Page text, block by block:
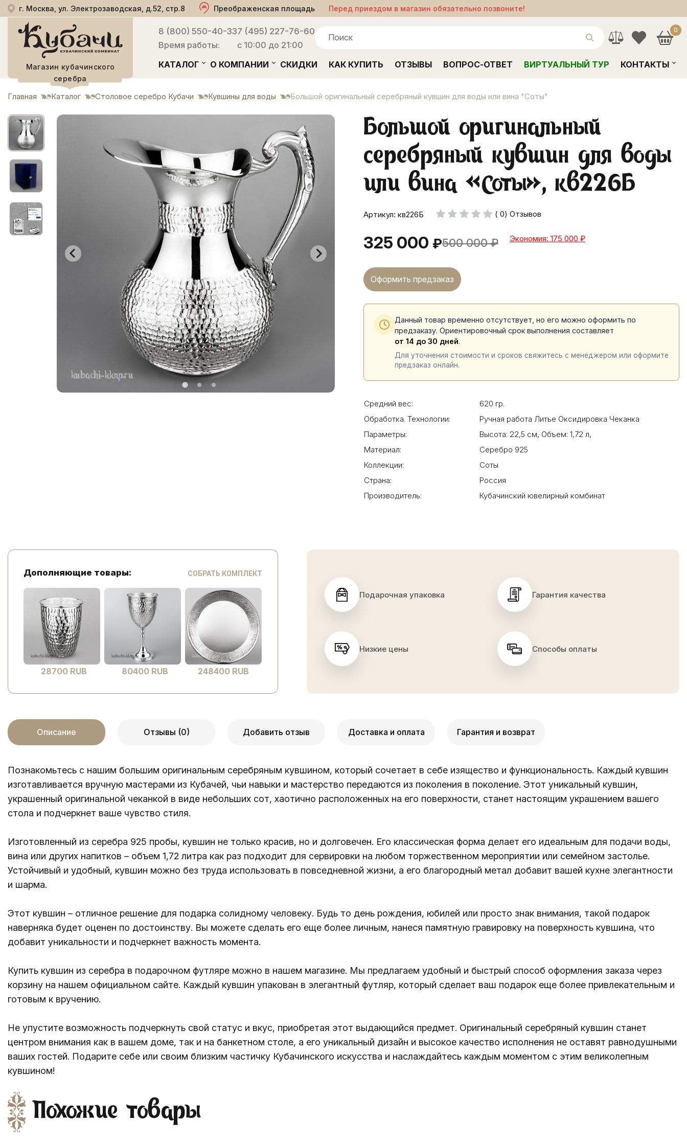
г. Москва, ул. Электрозаводская, д.52, стр.8 Преображенская площадь Перед приездом в магазин обязательно позвоните!
Магазин кубачинского
серебра
8 (800) 550-40-33
Время работы:
7 (495) 227-76-60
с 10:00 до 21:00
0
КАТАЛОГ О КОМПАНИИ СКИДКИ КАК КУПИТЬ ОТЗЫВЫ ВОПРОС-ОТВЕТ ВИРТУАЛЬНЫЙ ТУР КОНТАКТЫ
Главная Каталог Столовое серебро Кубачи Кувшины для воды Большой оригинальный серебряный кувшин для воды или вина "Соты"
Большой оригинальный
серебряный кувшин для воды
или вина «Соты», кв226Б
Артикул: кв226Б ( 0) Отзывов
325 000 ₽500 000 ₽ Экономия: 175 000 ₽
Оформить предзаказ
Данный товар временно отсутствует, но его можно оформить по
предзаказу. Ориентировочный срок выполнения составляет
от 14 до 30 дней.
Для уточнения стоимости и сроков свяжитесь с менеджером или оформите
предзаказ онлайн.
Средний вес:
620 гр.
Обработка. Технологии:
Ручная работа Литье Оксидировка Чеканка
Параметры:
Высота: 22,5 см, Объем: 1,72 л,
Материал:
Серебро 925
Коллекции:
Соты
Страна:
Россия
Производитель:
Кубачинский ювелирный комбинат
Дополняющие товары: СОБРАТЬ КОМПЛЕКТ
28700 RUB 80400 RUB 248400 RUB
Подарочная упаковка Гарантия качества
Низкие цены Способы оплаты
Описание Отзывы (0) Добавить отзыв Доставка и оплата Гарантия и возврат
Познакомьтесь с нашим большим оригинальным серебряным кувшином, который сочетает в себе изящество и функциональность. Каждый кувшин
изготавливается вручную мастерами из Кубачей, чьи навыки и мастерство передаются из поколения в поколение. Этот уникальный кувшин,
украшенный оригинальной чеканкой в виде небольших сот, хаотично расположенных на его поверхности, станет настоящим украшением вашего
стола и подчеркнет ваше чувство стиля.
Изготовленный из серебра 925 пробы, кувшин не только красив, но и долговечен. Его классическая форма делает его идеальным для подачи воды,
вина или других напитков – объем 1,72 литра как раз подходит для сервировки на любом торжественном мероприятии или семейном застолье.
Устойчивый и удобный, кувшин можно без труда использовать в повседневной жизни, а его благородный метал добавит вашей кухне элегантности
и шарма.
Этот кувшин – отличное решение для подарка солидному человеку. Будь то день рождения, юбилей или просто знак внимания, такой подарок
наверняка будет оценен по достоинству. Вы можете сделать его еще более личным, нанеся памятную гравировку на поверхность кувшина, что
добавит уникальности и подчеркнет важность момента.
Купить кувшин из серебра в подарочном футляре можно в нашем магазине. Мы предлагаем удобный и быстрый способ оформления заказа через
корзину на нашем официальном сайте. Каждый кувшин упакован в элегантный футляр, который сделает ваш подарок еще более привлекательным и
готовым к вручению.
Не упустите возможность подчеркнуть свой статус и вкус, приобретая этот выдающийся предмет. Оригинальный серебряный кувшин станет
центром внимания как в вашем доме, так и на банкетном столе, а его уникальный дизайн и высокое качество исполнения не оставят равнодушными
ваших гостей. Подарите себе или своим близким частичку Кубачинского искусства и наслаждайтесь каждым моментом с этим великолепным
кувшином!
Похожие товары